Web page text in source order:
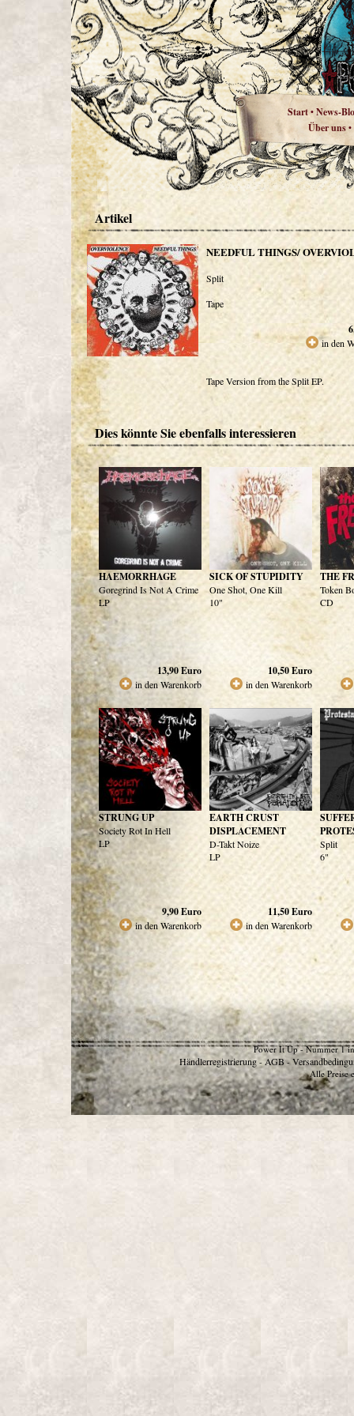
Start•News-
Über uns•
Artikel
NEEDFUL THINGS/
Split
Tape
in den
Tape Version from the Split EP.
Dies könnte Sie ebenfalls interessieren
HAEMORRHAGE
Goregrind Is Not A Crime
LP
13,90Euro
in den Warenkorb
SICK OF STUPIDITY
One Shot, One Kill
10"
10,50Euro
in den Warenkorb
THE
Token
CD
STRUNG UP
Society Rot In Hell
LP
9,90Euro
in den Warenkorb
EARTH CRUST
DISPLACEMENT
D-Takt Noize
LP
11,50Euro
in den Warenkorb
Split
6"
Power It Up - Nummer 1
Händlerregistrierung - AGB -
Alle Preise